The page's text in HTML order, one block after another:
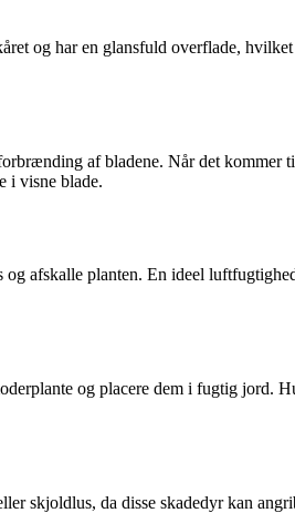
og har en glansfuld overflade,
af bladene. Når det kommer
i visne blade.
afskalle planten. En ideel
og placere dem i fugtig jord.
skjoldlus, da disse skadedyr kan